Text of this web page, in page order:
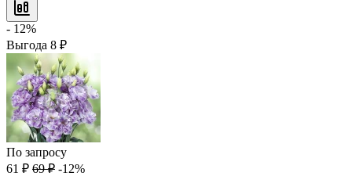
- 12%
Выгода 8 ₽
По запросу
61 ₽ 69 ₽ -12%